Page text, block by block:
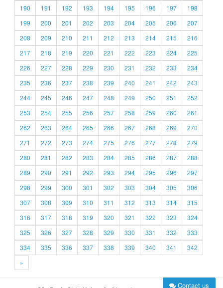
190
191 192 193 194 195 196 197
198
199
200 201 202 203 204 205 206
207
208
209 210 211 212 213 214 215
216
217
218 219 220 221 222 223 224
225
226
227 228 229 230 231 232 233
234
235
236 237 238 239 240 241 242
243
244
245 246 247 248 249 250 251
252
253
254 255 256 257 258 259 260
261
262
263 264 265 266 267 268 269
270
271
272 273 274 275 276 277 278
279
280
281 282 283 284 285 286 287
288
289
290 291 292 293 294 295 296
297
298
299 300 301 302 303 304 305
306
307
308 309 310 311 312 313 314
315
316
317 318 319 320 321 322 323
324
325
326 327 328 329 330 331 332
333
334
335 336 337 338 339 340 341
342
»
Contact us